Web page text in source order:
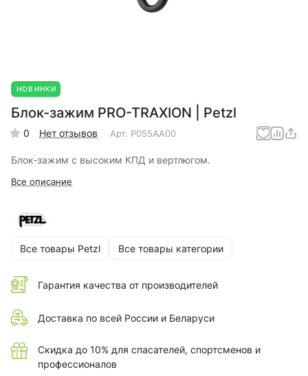
НОВИНКИ
Блок-зажим PRO-TRAXION | Petzl
0 Нет отзывов Арт. P055AA00
Блок-зажим с высоким КПД и вертлюгом.
Все описание
Все товары Petzl Все товары категории
Гарантия качества от производителей
Доставка по всей России и Беларуси
Скидка до 10% для спасателей, спортсменов и
профессионалов